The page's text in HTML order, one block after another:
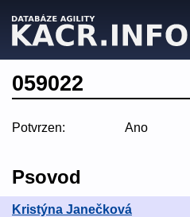
059022
Potvrzen: Ano
Psovod
Kristýna Janečková